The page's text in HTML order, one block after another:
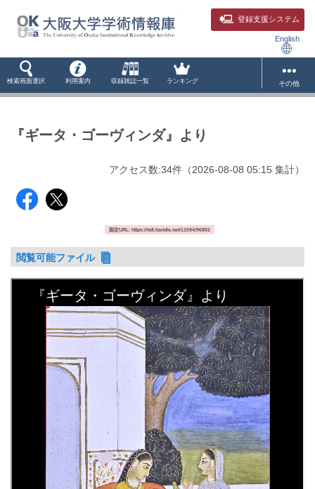
登録支援システム
English
検索画面選択 利用案内 収録雑誌一覧 ランキング その他
『ギータ・ゴーヴィンダ』より
アクセス数:34件 （2026-08-08 05:15 集計）
固定URL: https://hdl.handle.net/11094/96802
閲覧可能ファイル